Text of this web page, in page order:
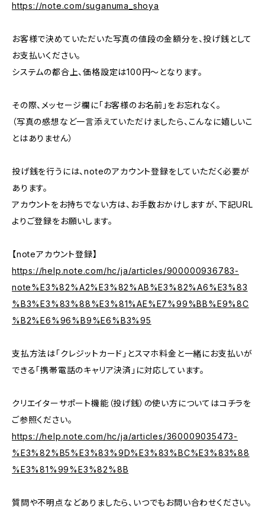
https://note.com/suganuma_shoya
お客様で決めていただいた写真の値段の金額分を、投げ銭として
お支払いください。
システムの都合上、価格設定は100円〜となります。
その際、メッセージ欄に「お客様のお名前」をお忘れなく。
（写真の感想など一言添えていただけましたら、こんなに嬉しいこ
とはありません）
投げ銭を行うには、noteのアカウント登録をしていただく必要が
あります。
アカウントをお持ちでない方は、お手数おかけしますが、下記URL
よりご登録をお願いします。
【noteアカウント登録】
https://help.note.com/hc/ja/articles/900000936783-
note%E3%82%A2%E3%82%AB%E3%82%A6%E3%83
%B3%E3%83%88%E3%81%AE%E7%99%BB%E9%8C
%B2%E6%96%B9%E6%B3%95
支払方法は「クレジットカード」とスマホ料金と一緒にお支払いが
できる「携帯電話のキャリア決済」に対応しています。
クリエイターサポート機能（投げ銭）の使い方についてはコチラを
ご参照ください。
https://help.note.com/hc/ja/articles/360009035473-
%E3%82%B5%E3%83%9D%E3%83%BC%E3%83%88
%E3%81%99%E3%82%8B
質問や不明点などありましたら、いつでもお問い合わせください。